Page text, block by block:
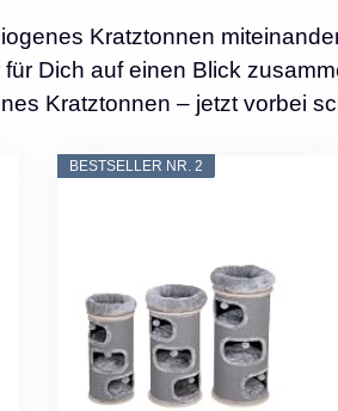
Kratztonnen
Dich auf einen Blick
Kratztonnen – jetzt vorbei
BESTSELLER NR. 2